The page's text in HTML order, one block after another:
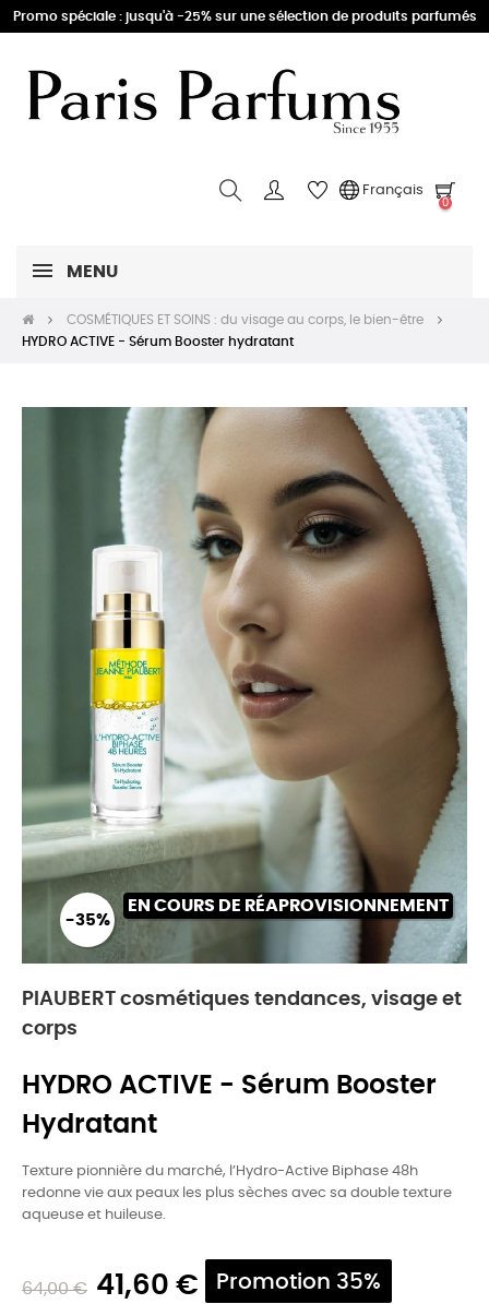
Promo spéciale : jusqu'à -25% sur une sélection de produits parfumés
Français
0
MENU
COSMÉTIQUES ET SOINS : du visage au corps, le bien-être
HYDRO ACTIVE - Sérum Booster hydratant
-35%
EN COURS DE RÉAPROVISIONNEMENT
PIAUBERT cosmétiques tendances, visage et
corps
HYDRO ACTIVE - Sérum Booster
Hydratant
Texture pionnière du marché, l’Hydro-Active Biphase 48h
redonne vie aux peaux les plus sèches avec sa double texture
aqueuse et huileuse.
64,00 € 41,60 € Promotion 35%